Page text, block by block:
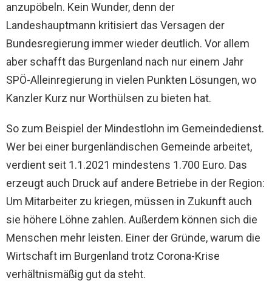
anzupöbeln. Kein Wunder, denn der
Landeshauptmann kritisiert das Versagen der
Bundesregierung immer wieder deutlich. Vor allem
aber schafft das Burgenland nach nur einem Jahr
SPÖ-Alleinregierung in vielen Punkten Lösungen, wo
Kanzler Kurz nur Worthülsen zu bieten hat.
So zum Beispiel der Mindestlohn im Gemeindedienst.
Wer bei einer burgenländischen Gemeinde arbeitet,
verdient seit 1.1.2021 mindestens 1.700 Euro. Das
erzeugt auch Druck auf andere Betriebe in der Region:
Um Mitarbeiter zu kriegen, müssen in Zukunft auch
sie höhere Löhne zahlen. Außerdem können sich die
Menschen mehr leisten. Einer der Gründe, warum die
Wirtschaft im Burgenland trotz Corona-Krise
verhältnismäßig gut da steht.